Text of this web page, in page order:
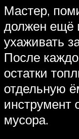
Мастер,
должен ещё
ухаживать
После
остатки
отдельную
инструмент
мусора.